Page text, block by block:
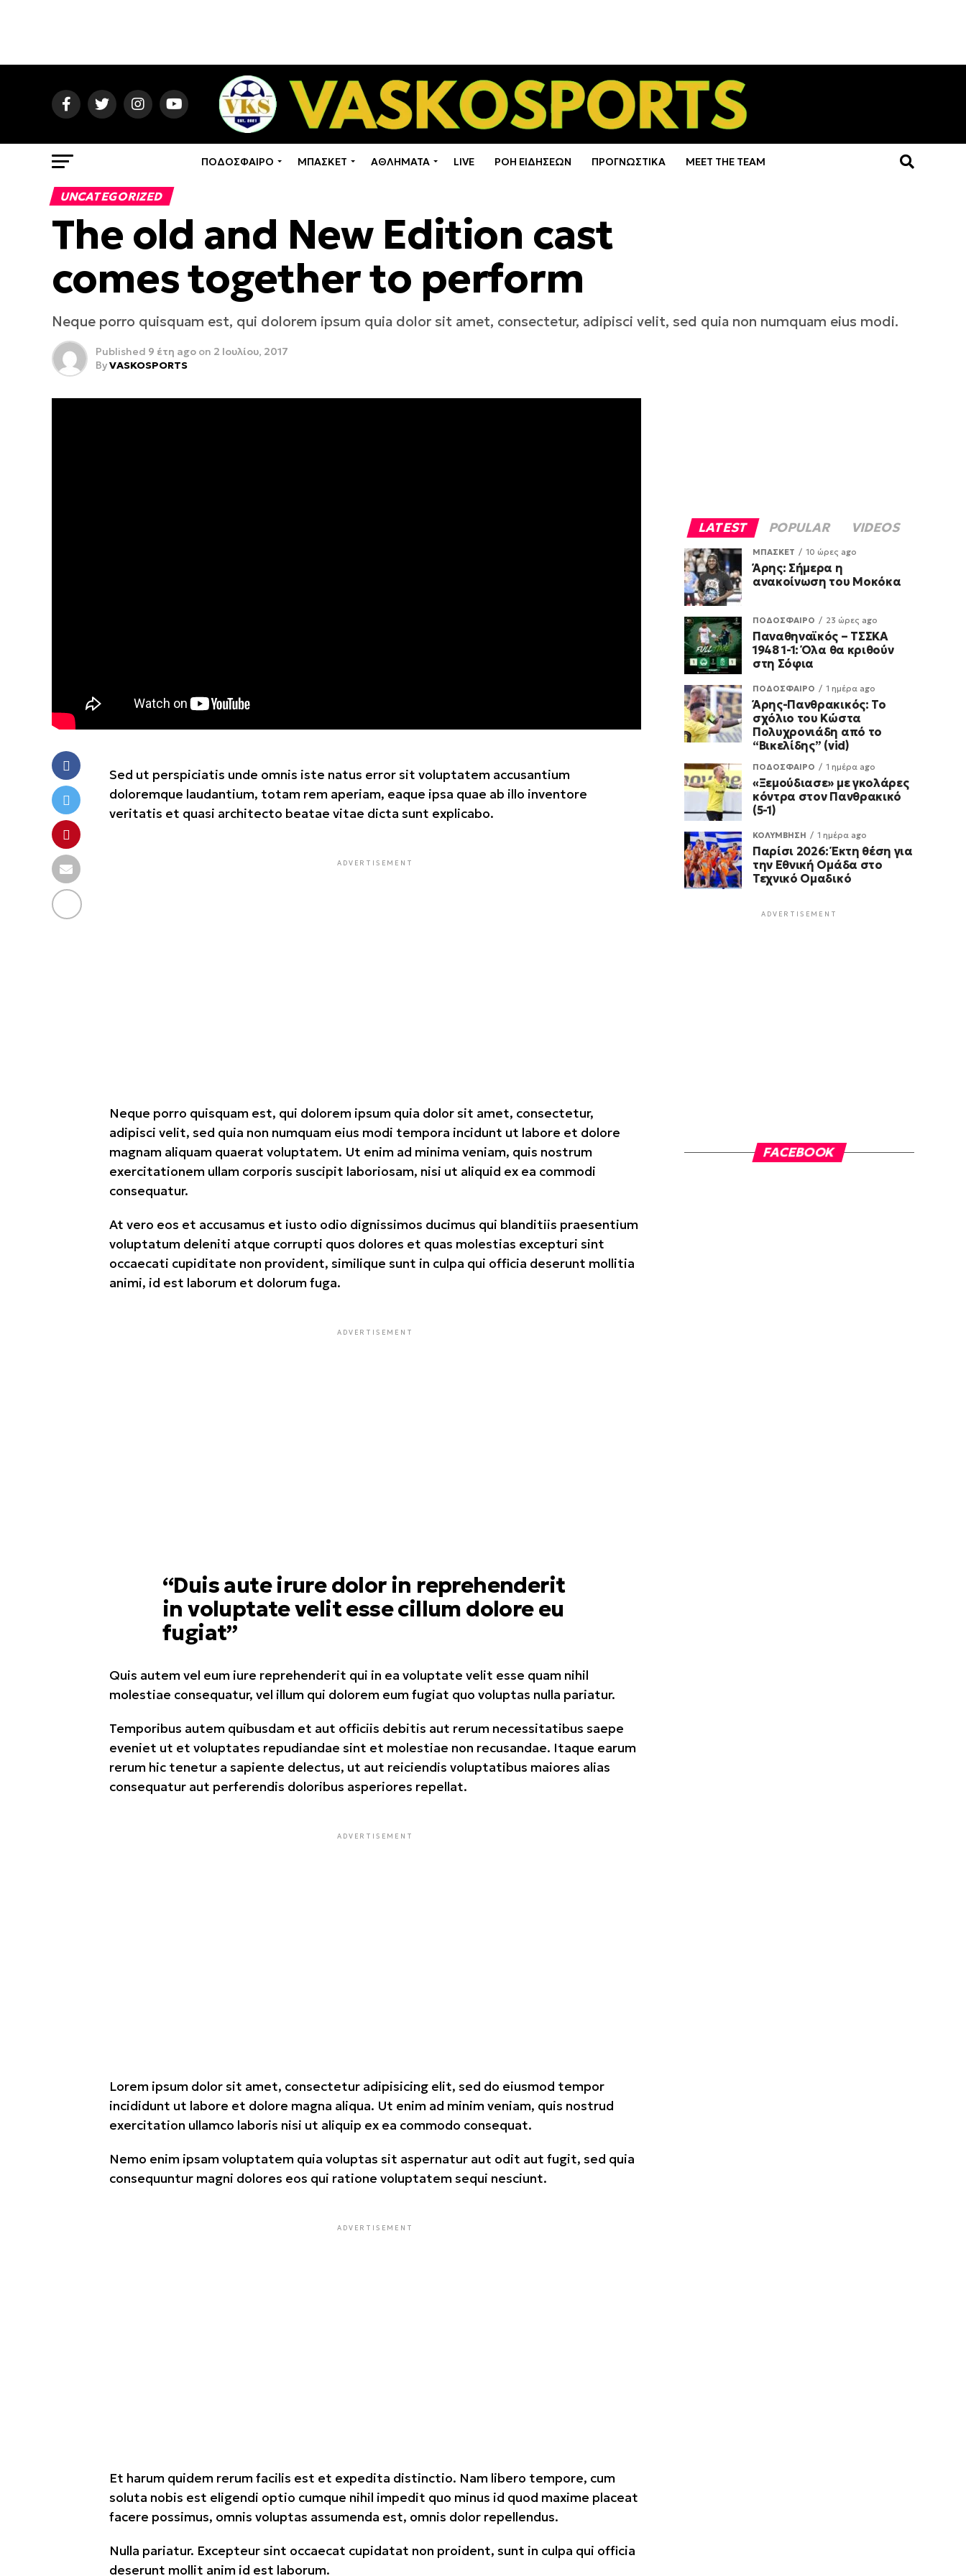
ΠΟΔΟΣΦΑΙΡΟ ΜΠΑΣΚΕΤ ΑΘΛΗΜΑΤΑ LIVE ΡΟΗ ΕΙΔΗΣΕΩΝ ΠΡΟΓΝΩΣΤΙΚΑ MEET THE TEAM
UNCATEGORIZED
The old and New Edition cast
comes together to perform
Neque porro quisquam est, qui dolorem ipsum quia dolor sit amet, consectetur, adipisci velit, sed quia non numquam eius modi.
Published 9 έτη ago on 2 Ιουλίου, 2017
ByVASKOSPORTS
Sed ut perspiciatis unde omnis iste natus error sit voluptatem accusantium
doloremque laudantium, totam rem aperiam, eaque ipsa quae ab illo inventore
veritatis et quasi architecto beatae vitae dicta sunt explicabo.
ADVERTISEMENT
Neque porro quisquam est, qui dolorem ipsum quia dolor sit amet, consectetur,
adipisci velit, sed quia non numquam eius modi tempora incidunt ut labore et dolore
magnam aliquam quaerat voluptatem. Ut enim ad minima veniam, quis nostrum
exercitationem ullam corporis suscipit laboriosam, nisi ut aliquid ex ea commodi
consequatur.
At vero eos et accusamus et iusto odio dignissimos ducimus qui blanditiis praesentium
voluptatum deleniti atque corrupti quos dolores et quas molestias excepturi sint
occaecati cupiditate non provident, similique sunt in culpa qui officia deserunt mollitia
animi, id est laborum et dolorum fuga.
ADVERTISEMENT
“Duis aute irure dolor in reprehenderit
in voluptate velit esse cillum dolore eu
fugiat”
Quis autem vel eum iure reprehenderit qui in ea voluptate velit esse quam nihil
molestiae consequatur, vel illum qui dolorem eum fugiat quo voluptas nulla pariatur.
Temporibus autem quibusdam et aut officiis debitis aut rerum necessitatibus saepe
eveniet ut et voluptates repudiandae sint et molestiae non recusandae. Itaque earum
rerum hic tenetur a sapiente delectus, ut aut reiciendis voluptatibus maiores alias
consequatur aut perferendis doloribus asperiores repellat.
ADVERTISEMENT
Lorem ipsum dolor sit amet, consectetur adipisicing elit, sed do eiusmod tempor
incididunt ut labore et dolore magna aliqua. Ut enim ad minim veniam, quis nostrud
exercitation ullamco laboris nisi ut aliquip ex ea commodo consequat.
Nemo enim ipsam voluptatem quia voluptas sit aspernatur aut odit aut fugit, sed quia
consequuntur magni dolores eos qui ratione voluptatem sequi nesciunt.
ADVERTISEMENT
Et harum quidem rerum facilis est et expedita distinctio. Nam libero tempore, cum
soluta nobis est eligendi optio cumque nihil impedit quo minus id quod maxime placeat
facere possimus, omnis voluptas assumenda est, omnis dolor repellendus.
Nulla pariatur. Excepteur sint occaecat cupidatat non proident, sunt in culpa qui officia
deserunt mollit anim id est laborum.
LATEST POPULAR VIDEOS
ΜΠΑΣΚΕΤ 10 ώρες ago
Άρης: Σήμερα η
ανακοίνωση του Μοκόκα
ΠΟΔΟΣΦΑΙΡΟ 23 ώρες ago
Παναθηναϊκός – ΤΣΣΚΑ
1948 1-1: Όλα θα κριθούν
στη Σόφια
ΠΟΔΟΣΦΑΙΡΟ 1 ημέρα ago
Άρης-Πανθρακικός: Το
σχόλιο του Κώστα
Πολυχρονιάδη από το
“Βικελίδης” (vid)
ΠΟΔΟΣΦΑΙΡΟ 1 ημέρα ago
«Ξεμούδιασε» με γκολάρες
κόντρα στον Πανθρακικό
(5-1)
ΚΟΛΥΜΒΗΣΗ 1 ημέρα ago
Παρίσι 2026: Έκτη θέση για
την Εθνική Ομάδα στο
Τεχνικό Ομαδικό
ADVERTISEMENT
FACEBOOK